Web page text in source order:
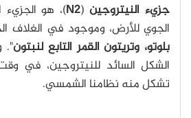
جزيء النيتروجين (
N2)، هو
الجوي للأرض، وموجود في الغلاف
بلوتو، وتريتون القمر التابع لنبتون".
الشكل السائد للنيتروجين، في
تشكل منه نظامنا الشمسي.